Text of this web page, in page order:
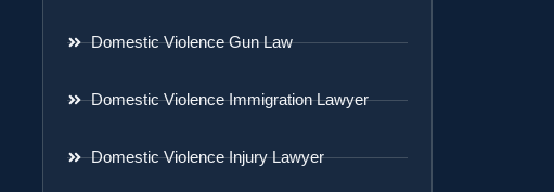
Domestic Violence Gun Law
Domestic Violence Immigration Lawyer
Domestic Violence Injury Lawyer